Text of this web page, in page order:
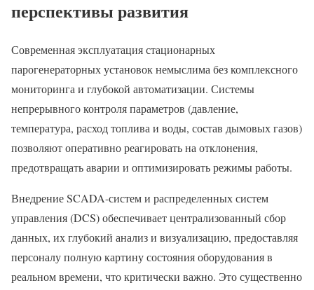
перспективы развития
Современная эксплуатация стационарных
парогенераторных установок немыслима без комплексного
мониторинга и глубокой автоматизации. Системы
непрерывного контроля параметров (давление,
температура, расход топлива и воды, состав дымовых газов)
позволяют оперативно реагировать на отклонения,
предотвращать аварии и оптимизировать режимы работы.
Внедрение SCADA-систем и распределенных систем
управления (DCS) обеспечивает централизованный сбор
данных, их глубокий анализ и визуализацию, предоставляя
персоналу полную картину состояния оборудования в
реальном времени, что критически важно. Это существенно